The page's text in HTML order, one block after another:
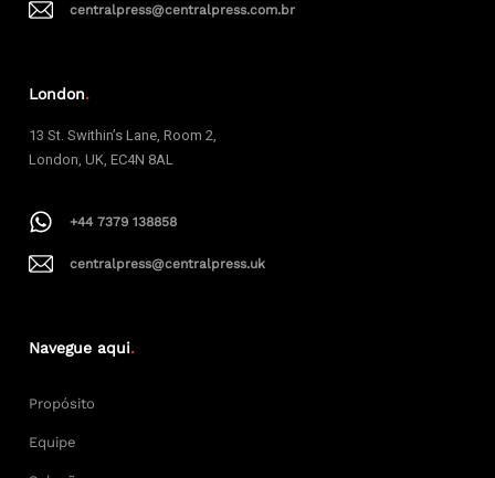
centralpress@centralpress.com.br
London.
13 St. Swithin’s Lane, Room 2,
London, UK, EC4N 8AL
+44 7379 138858
centralpress@centralpress.uk
Navegue aqui.
Propósito
Equipe